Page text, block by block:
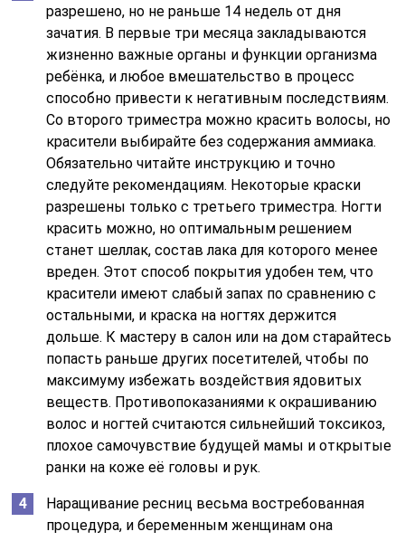
разрешено, но не раньше 14 недель от дня
зачатия. В первые три месяца закладываются
жизненно важные органы и функции организма
ребёнка, и любое вмешательство в процесс
способно привести к негативным последствиям.
Со второго триместра можно красить волосы, но
красители выбирайте без содержания аммиака.
Обязательно читайте инструкцию и точно
следуйте рекомендациям. Некоторые краски
разрешены только с третьего триместра. Ногти
красить можно, но оптимальным решением
станет шеллак, состав лака для которого менее
вреден. Этот способ покрытия удобен тем, что
красители имеют слабый запах по сравнению с
остальными, и краска на ногтях держится
дольше. К мастеру в салон или на дом старайтесь
попасть раньше других посетителей, чтобы по
максимуму избежать воздействия ядовитых
веществ. Противопоказаниями к окрашиванию
волос и ногтей считаются сильнейший токсикоз,
плохое самочувствие будущей мамы и открытые
ранки на коже её головы и рук.
Наращивание ресниц весьма востребованная
процедура, и беременным женщинам она